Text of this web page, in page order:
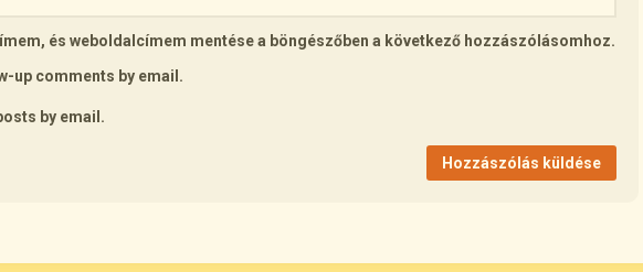
és weboldalcímem mentése a böngészőben a következő hozzászólásomhoz.
up comments by email.
by email.